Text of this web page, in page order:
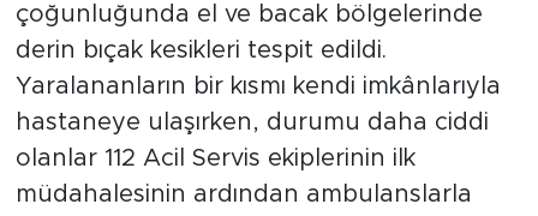
çoğunluğunda el ve bacak bölgelerinde
derin bıçak kesikleri tespit edildi.
Yaralananların bir kısmı kendi imkânlarıyla
hastaneye ulaşırken, durumu daha ciddi
olanlar 112 Acil Servis ekiplerinin ilk
müdahalesinin ardından ambulanslarla